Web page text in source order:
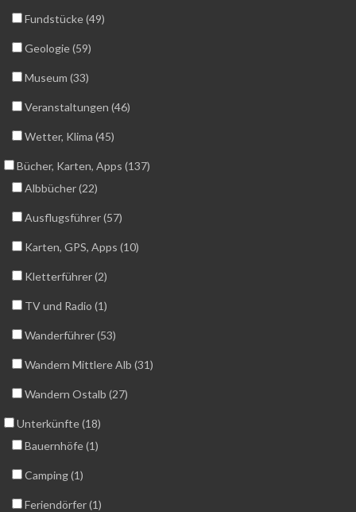
Fundstücke (49)
Geologie (59)
Museum (33)
Veranstaltungen (46)
Wetter, Klima (45)
Bücher, Karten, Apps (137)
Albbücher (22)
Ausflugsführer (57)
Karten, GPS, Apps (10)
Kletterführer (2)
TV und Radio (1)
Wanderführer (53)
Wandern Mittlere Alb (31)
Wandern Ostalb (27)
Unterkünfte (18)
Bauernhöfe (1)
Camping (1)
Feriendörfer (1)